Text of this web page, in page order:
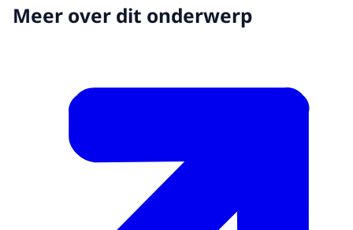
Meer over dit onderwerp